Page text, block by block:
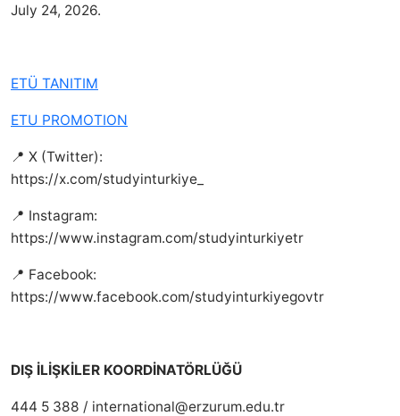
July 24, 2026.
ETÜ TANITIM
ETU PROMOTION
📍 X (Twitter):
https://x.com/studyinturkiye_
📍 Instagram:
https://www.instagram.com/studyinturkiyetr
📍 Facebook:
https://www.facebook.com/studyinturkiyegovtr
DIŞ İLİŞKİLER KOORDİNATÖRLÜĞÜ
444 5 388 / international@erzurum.edu.tr